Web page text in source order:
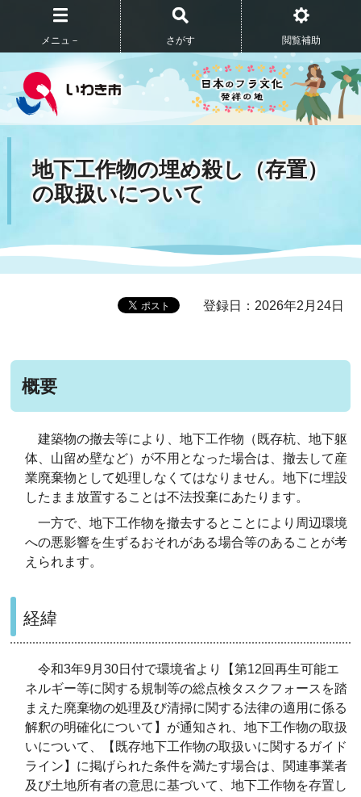
メニュ－ さがす 閲覧補助
地下工作物の埋め殺し（存置）
の取扱いについて
登録日：2026年2月24日
概要
建築物の撤去等により、地下工作物（既存杭、地下躯
体、山留め壁など）が不用となった場合は、撤去して産
業廃棄物として処理しなくてはなりません。地下に埋設
したまま放置することは不法投棄にあたります。
一方で、地下工作物を撤去するとことにより周辺環境
への悪影響を生ずるおそれがある場合等のあることが考
えられます。
経緯
令和3年9月30日付で環境省より【第12回再生可能エ
ネルギー等に関する規制等の総点検タスクフォースを踏
まえた廃棄物の処理及び清掃に関する法律の適用に係る
解釈の明確化について】が通知され、地下工作物の取扱
いについて、【既存地下工作物の取扱いに関するガイド
ライン】に掲げられた条件を満たす場合は、関連事業者
及び土地所有者の意思に基づいて、地下工作物を存置し